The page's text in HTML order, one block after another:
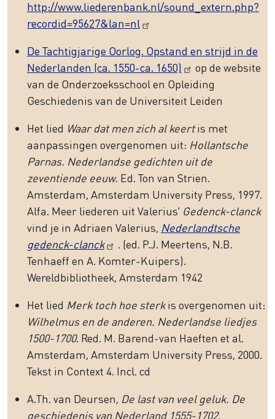
http://www.liederenbank.nl/sound_extern.php?
recordid=95627&lan=nl
De Tachtigjarige Oorlog. Opstand en strijd in de
Nederlanden (ca. 1550-ca. 1650)
op de website
van de Onderzoeksschool en Opleiding
Geschiedenis van de Universiteit Leiden
Het lied Waar dat men zich al keertis met
aanpassingen overgenomen uit: Hollantsche
Parnas. Nederlandse gedichten uit de
zeventiende eeuw. Ed. Ton van Strien.
Amsterdam, Amsterdam University Press, 1997.
Alfa. Meer liederen uit Valerius’ Gedenck-clanck
vind je in Adriaen Valerius, Nederlandtsche
gedenck-clanck
. (ed. P.J. Meertens, N.B.
Tenhaeff en A. Komter-Kuipers).
Wereldbibliotheek, Amsterdam 1942
Het lied Merk toch hoe sterkis overgenomen uit:
Wilhelmus en de anderen. Nederlandse liedjes
1500-1700. Red. M. Barend-van Haeften et al.
Amsterdam, Amsterdam University Press, 2000.
Tekst in Context 4. Incl. cd
A.Th. van Deursen, De last van veel geluk. De
geschiedenis van Nederland 1555-1702.